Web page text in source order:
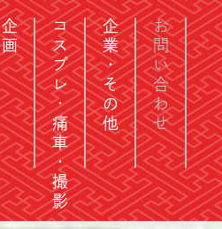
企画 コスプレ・痛車・撮影 企業・その他 お問い合わせ